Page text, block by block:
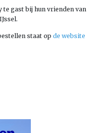
te gast bij hun vrienden van
staat op de website